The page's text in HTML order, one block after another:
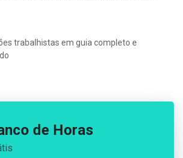
trabalhistas em guia completo e
de Horas